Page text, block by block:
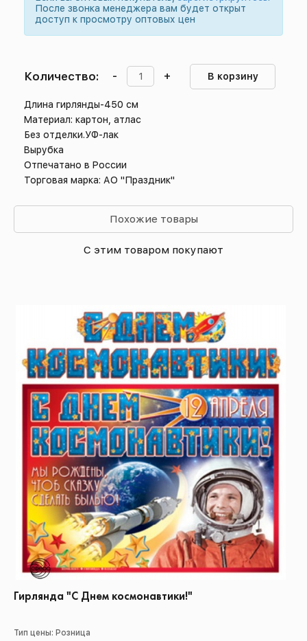
После звонка менеджера вам будет открыт
доступ к просмотру оптовых цен
Количество: - + В корзину
Длина гирлянды-450 см
Материал: картон, атлас
Без отделки.УФ-лак
Вырубка
Отпечатано в России
Торговая марка: АО "Праздник"
Похожие товары
С этим товаром покупают
Гирлянда "С Днем космонавтики!"
Тип цены: Розница